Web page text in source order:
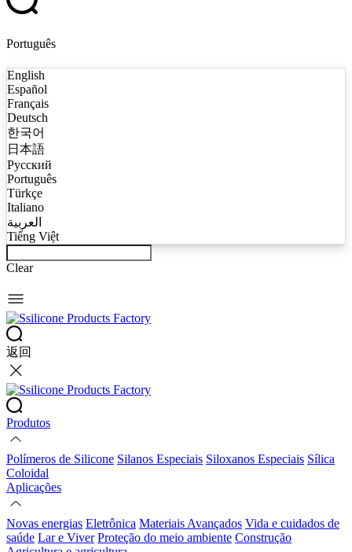
Português
English
Español
Français
Deutsch
한국어
日本語
Русский
Português
Türkçe
Italiano
العربية
Tiếng Việt
Clear
返回
Produtos
Polímeros de Silicone Silanos Especiais Siloxanos Especiais Sílica
Coloidal
Aplicações
Novas energias Eletrônica Materiais Avançados Vida e cuidados de
saúde Lar e Viver Proteção do meio ambiente Construção